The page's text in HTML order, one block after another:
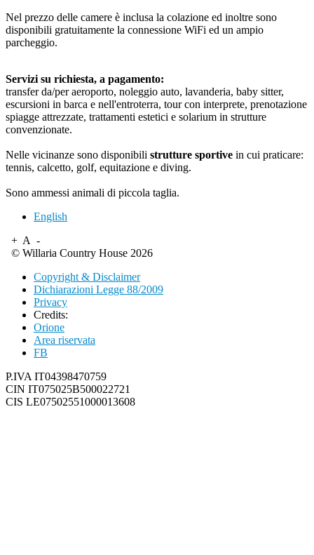
Nel prezzo delle camere è inclusa la colazione ed inoltre sono
disponibili gratuitamente la connessione WiFi ed un ampio
parcheggio.
Servizi su richiesta, a pagamento:
transfer da/per aeroporto, noleggio auto, lavanderia, baby sitter,
escursioni in barca e nell'entroterra, tour con interprete, prenotazione
spiagge attrezzate, trattamenti estetici e solarium in strutture
convenzionate.
Nelle vicinanze sono disponibili strutture sportive in cui praticare:
tennis, calcetto, golf, equitazione e diving.
Sono ammessi animali di piccola taglia.
English
+ A -
© Willaria Country House 2026
Copyright & Disclaimer
Dichiarazioni Legge 88/2009
Privacy
Credits:
Orione
Area riservata
FB
P.IVA IT04398470759
CIN IT075025B500022721
CIS LE07502551000013608